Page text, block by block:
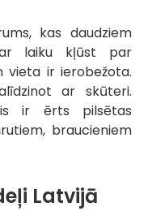
kas daudziem
laiku kļūst par
vieta ir ierobežota.
ar skūteri.
ir ērts pilsētas
braucieniem
Latvijā